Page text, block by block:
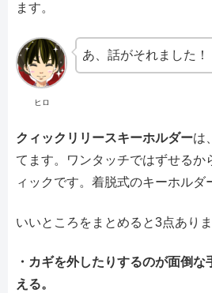
ます。
ヒロ
あ、話がそれました！
クィックリリースキーホルダーは
てます。ワンタッチではずせるか
ィックです。着脱式のキーホルダ
いいところをまとめると3点あり
・カギを外したりするのが面倒
える。